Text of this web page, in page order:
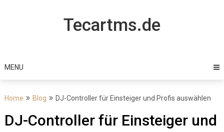
Tecartms.de
MENU
Home Blog DJ-Controller für Einsteiger und Profis auswählen
DJ-Controller für Einsteiger und